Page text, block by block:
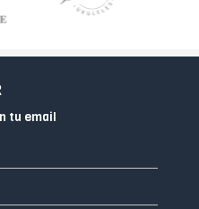
tu email